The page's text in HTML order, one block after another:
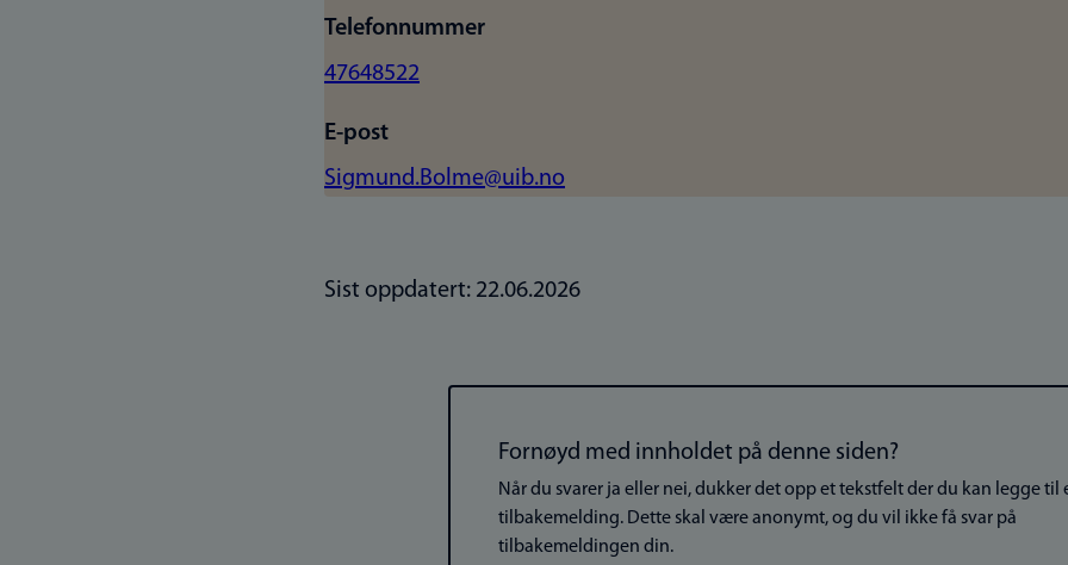
Telefonnummer
47648522
E-post
Sigmund.Bolme@uib.no
Sist oppdatert: 22.06.2026
Fornøyd med innholdet på denne siden?
Når du svarer ja eller nei, dukker det opp et tekstfelt der du kan legge til
tilbakemelding. Dette skal være anonymt, og du vil ikke få svar på
tilbakemeldingen din.